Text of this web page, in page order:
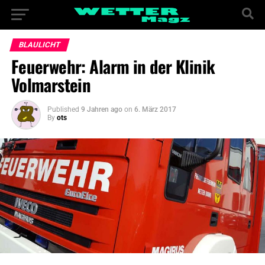
BLAULICHT
Feuerwehr: Alarm in der Klinik
Volmarstein
Published 9 Jahren ago on 6. März 2017
By ots